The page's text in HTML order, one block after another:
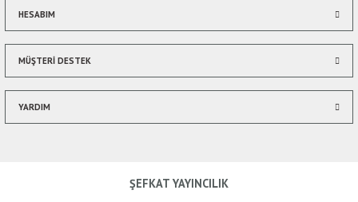
HESABIM
MÜŞTERİ DESTEK
YARDIM
ŞEFKAT YAYINCILIK